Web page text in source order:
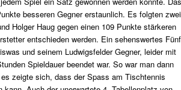
besseren Gegner erstaunlich. Es folgten zwei
Holger Haug gegen einen 109 Punkte stärkeren
entschieden werden. Ein sehenswertes
und seinem Ludwigsfelder Gegner, leider mit
Spieldauer beendet war. So war man dann
zeigte sich, dass der Spass am Tischtennis